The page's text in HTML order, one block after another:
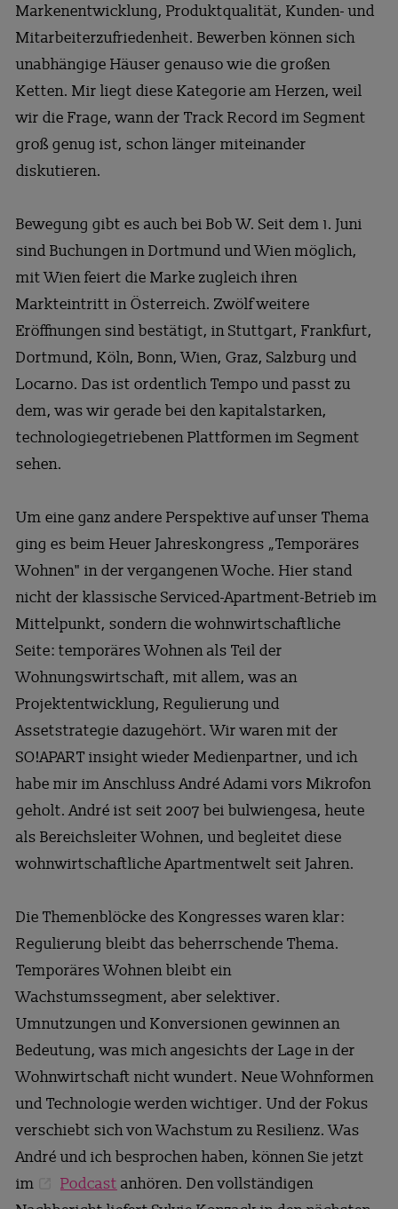
Markenentwicklung, Produktqualität, Kunden- und
Mitarbeiterzufriedenheit. Bewerben können sich
unabhängige Häuser genauso wie die großen
Ketten. Mir liegt diese Kategorie am Herzen, weil
wir die Frage, wann der Track Record im Segment
groß genug ist, schon länger miteinander
diskutieren.
Bewegung gibt es auch bei Bob W. Seit dem 1. Juni
sind Buchungen in Dortmund und Wien möglich,
mit Wien feiert die Marke zugleich ihren
Markteintritt in Österreich. Zwölf weitere
Eröffnungen sind bestätigt, in Stuttgart, Frankfurt,
Dortmund, Köln, Bonn, Wien, Graz, Salzburg und
Locarno. Das ist ordentlich Tempo und passt zu
dem, was wir gerade bei den kapitalstarken,
technologiegetriebenen Plattformen im Segment
sehen.
Um eine ganz andere Perspektive auf unser Thema
ging es beim Heuer Jahreskongress „Temporäres
Wohnen" in der vergangenen Woche. Hier stand
nicht der klassische Serviced-Apartment-Betrieb im
Mittelpunkt, sondern die wohnwirtschaftliche
Seite: temporäres Wohnen als Teil der
Wohnungswirtschaft, mit allem, was an
Projektentwicklung, Regulierung und
Assetstrategie dazugehört. Wir waren mit der
SO!APART insight wieder Medienpartner, und ich
habe mir im Anschluss André Adami vors Mikrofon
geholt. André ist seit 2007 bei bulwiengesa, heute
als Bereichsleiter Wohnen, und begleitet diese
wohnwirtschaftliche Apartmentwelt seit Jahren.
Die Themenblöcke des Kongresses waren klar:
Regulierung bleibt das beherrschende Thema.
Temporäres Wohnen bleibt ein
Wachstumssegment, aber selektiver.
Umnutzungen und Konversionen gewinnen an
Bedeutung, was mich angesichts der Lage in der
Wohnwirtschaft nicht wundert. Neue Wohnformen
und Technologie werden wichtiger. Und der Fokus
verschiebt sich von Wachstum zu Resilienz. Was
André und ich besprochen haben, können Sie jetzt
im
Podcast anhören. Den vollständigen